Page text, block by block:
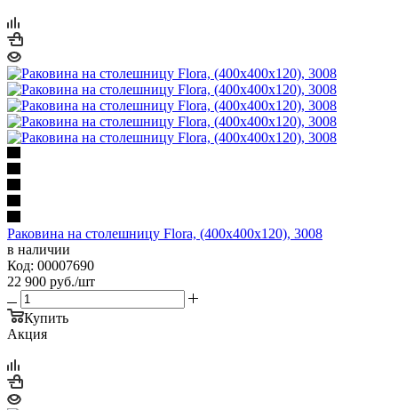
Раковина на столешницу Flora, (400x400x120), 3008
в наличии
Код: 00007690
22 900 руб./шт
Купить
Акция